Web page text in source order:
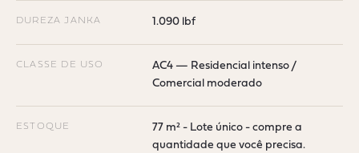
DUREZA JANKA 1.090 lbf
CLASSE DE USO
AC4 — Residencial intenso /
Comercial moderado
ESTOQUE
77 m² - Lote único - compre a
quantidade que você precisa.